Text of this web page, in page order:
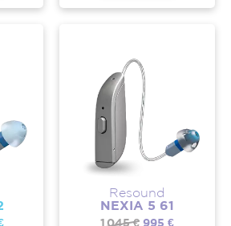
Resound
NEXIA 5 61
1 045 € 995 €